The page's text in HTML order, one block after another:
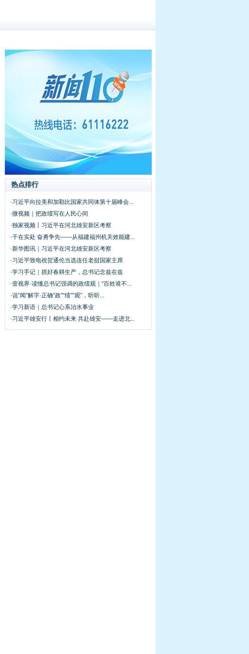
热点排行
·习近平向拉美和加勒比国家共同体第十届峰会...
·微视频｜把政绩写在人民心间
·独家视频丨习近平在河北雄安新区考察
·干在实处 奋勇争先——从福建福州机关效能建...
·新华图讯｜习近平在河北雄安新区考察
·习近平致电祝贺通伦当选连任老挝国家主席
·学习手记｜抓好春耕生产，总书记念兹在兹
·壹视界·读懂总书记强调的政绩观｜“百姓谁不...
·说“闻”解字·正确“政”“绩”“观”，听听...
·学习新语｜总书记心系治水事业
·习近平雄安行丨相约未来 共赴雄安——走进北...